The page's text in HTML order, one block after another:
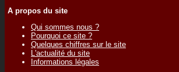
A propos du site
Qui sommes nous ?
Pourquoi ce site ?
Quelques chiffres sur le site
L'actualité du site
Informations légales